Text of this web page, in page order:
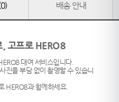
배송 안내
, 고프로 HERO8
대여 서비스입니다.
진을 부담 없이 촬영할 수 있습니
HERO8과 함께하세요.